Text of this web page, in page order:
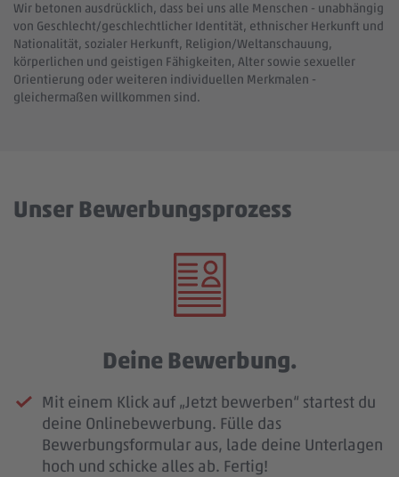
Wir betonen ausdrücklich, dass bei uns alle Menschen - unabhängig
von Geschlecht/geschlechtlicher Identität, ethnischer Herkunft und
Nationalität, sozialer Herkunft, Religion/Weltanschauung,
körperlichen und geistigen Fähigkeiten, Alter sowie sexueller
Orientierung oder weiteren individuellen Merkmalen -
gleichermaßen willkommen sind.
Unser Bewerbungsprozess
Deine Bewerbung.
Mit einem Klick auf „Jetzt bewerben“ startest du
deine Onlinebewerbung. Fülle das
Bewerbungsformular aus, lade deine Unterlagen
hoch und schicke alles ab. Fertig!